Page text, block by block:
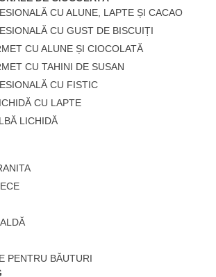
CU ALUNE, LAPTE ȘI CACAO
CU GUST DE BISCUIȚI
CU ALUNE ȘI CIOCOLATĂ
CU TAHINI DE SUSAN
CU FISTIC
CU LAPTE
LICHIDĂ
PENTRU BĂUTURI